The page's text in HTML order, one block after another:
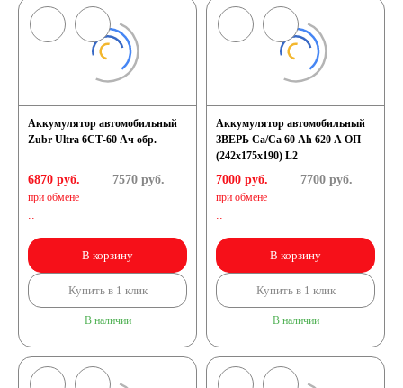
Аккумулятор автомобильный
Zubr Ultra 6СТ-60 Ач обр.
6870 руб.
при обмене
..
7570руб.
В корзину
Купить в 1 клик
В наличии
Аккумулятор автомобильный
ЗВЕРЬ Са/Са 60 Ah 620 А ОП
(242x175x190) L2
7000 руб.
при обмене
..
7700руб.
В корзину
Купить в 1 клик
В наличии